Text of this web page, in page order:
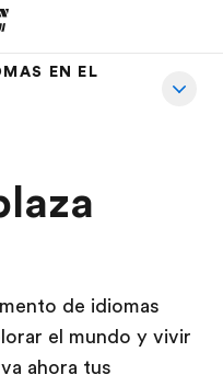
EN EL
de idiomas
el mundo y vivir
ahora tus